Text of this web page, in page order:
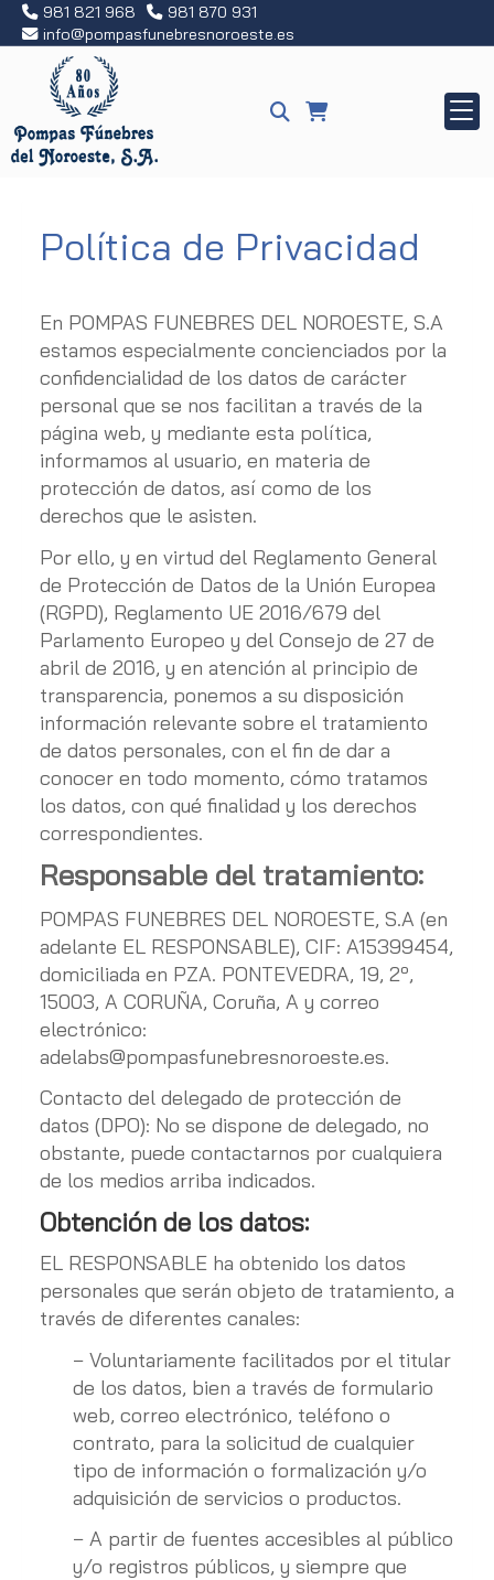
981 821 968
981 870 931
info
pompasfunebresnoroeste.es
Política de Privacidad
En POMPAS FUNEBRES DEL NOROESTE, S.A
estamos especialmente concienciados por la
confidencialidad de los datos de carácter
personal que se nos facilitan a través de la
página web, y mediante esta política,
informamos al usuario, en materia de
protección de datos, así como de los
derechos que le asisten.
Por ello, y en virtud del Reglamento General
de Protección de Datos de la Unión Europea
(RGPD), Reglamento UE 2016/679 del
Parlamento Europeo y del Consejo de 27 de
abril de 2016, y en atención al principio de
transparencia, ponemos a su disposición
información relevante sobre el tratamiento
de datos personales, con el fin de dar a
conocer en todo momento, cómo tratamos
los datos, con qué finalidad y los derechos
correspondientes.
Responsable del tratamiento:
POMPAS FUNEBRES DEL NOROESTE, S.A (en
adelante EL RESPONSABLE), CIF: A15399454,
domiciliada en PZA. PONTEVEDRA, 19, 2º,
15003, A CORUÑA, Coruña, A y correo
electrónico:
adelabs@pompasfunebresnoroeste.es.
Contacto del delegado de protección de
datos (DPO): No se dispone de delegado, no
obstante, puede contactarnos por cualquiera
de los medios arriba indicados.
Obtención de los datos:
EL RESPONSABLE ha obtenido los datos
personales que serán objeto de tratamiento, a
través de diferentes canales:
− Voluntariamente facilitados por el titular
de los datos, bien a través de formulario
web, correo electrónico, teléfono o
contrato, para la solicitud de cualquier
tipo de información o formalización y/o
adquisición de servicios o productos.
− A partir de fuentes accesibles al público
y/o registros públicos, y siempre que